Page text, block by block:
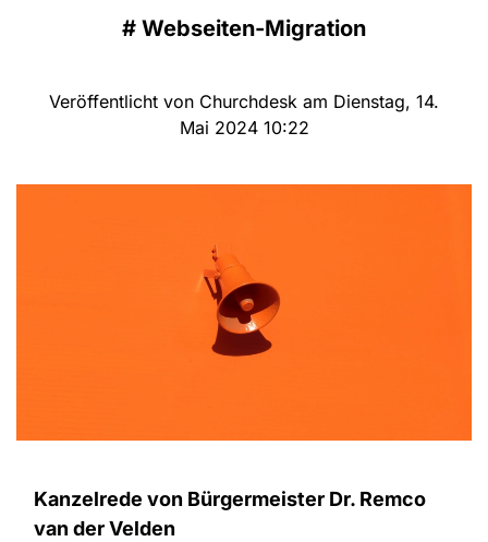
# Webseiten-Migration
Veröffentlicht von Churchdesk am Dienstag, 14.
Mai 2024 10:22
Kanzelrede von Bürgermeister Dr. Remco
van der Velden